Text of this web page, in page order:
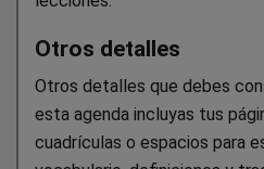
Otros detalles
Otros detalles que debes
esta agenda incluyas tus
cuadrículas o espacios para